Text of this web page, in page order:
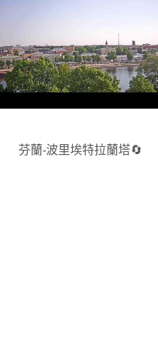
芬蘭-波里埃特拉蘭塔🔄